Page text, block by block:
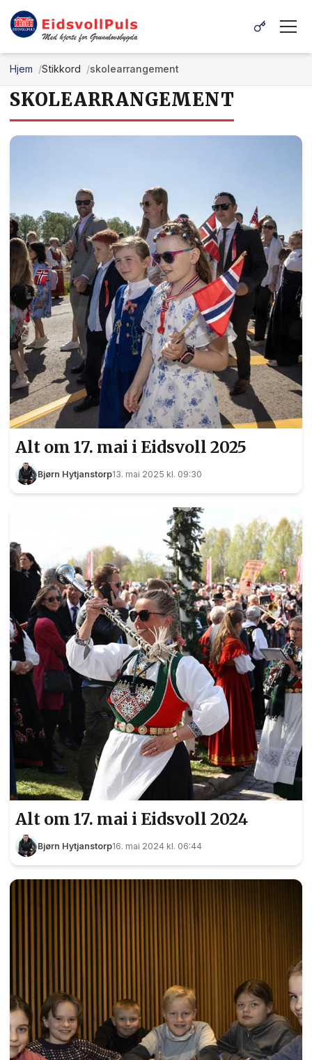
Hjem Stikkord skolearrangement
SKOLEARRANGEMENT
Alt om 17. mai i Eidsvoll 2025
Bjørn Hytjanstorp13. mai 2025 kl. 09:30
Alt om 17. mai i Eidsvoll 2024
Bjørn Hytjanstorp16. mai 2024 kl. 06:44